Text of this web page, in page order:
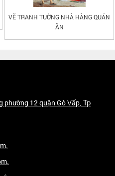
VẼ TRANH TƯỜNG NHÀ HÀNG QUÁN
ĂN
phường 12 quận Gò Vấp, Tp